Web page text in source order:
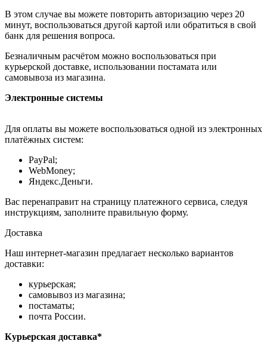
В этом случае вы можете повторить авторизацию через 20
минут, воспользоваться другой картой или обратиться в свой
банк для решения вопроса.
Безналичным расчётом можно воспользоваться при
курьерской доставке, использовании постамата или
самовывоза из магазина.
Электронные системы
Для оплаты вы можете воспользоваться одной из электронных
платёжных систем:
PayPal;
WebMoney;
Яндекс.Деньги.
Вас перенаправит на страницу платежного сервиса, следуя
инструкциям, заполните правильную форму.
Доставка
Наш интернет-магазин предлагает несколько вариантов
доставки:
курьерская;
самовывоз из магазина;
постаматы;
почта России.
Курьерская доставка*